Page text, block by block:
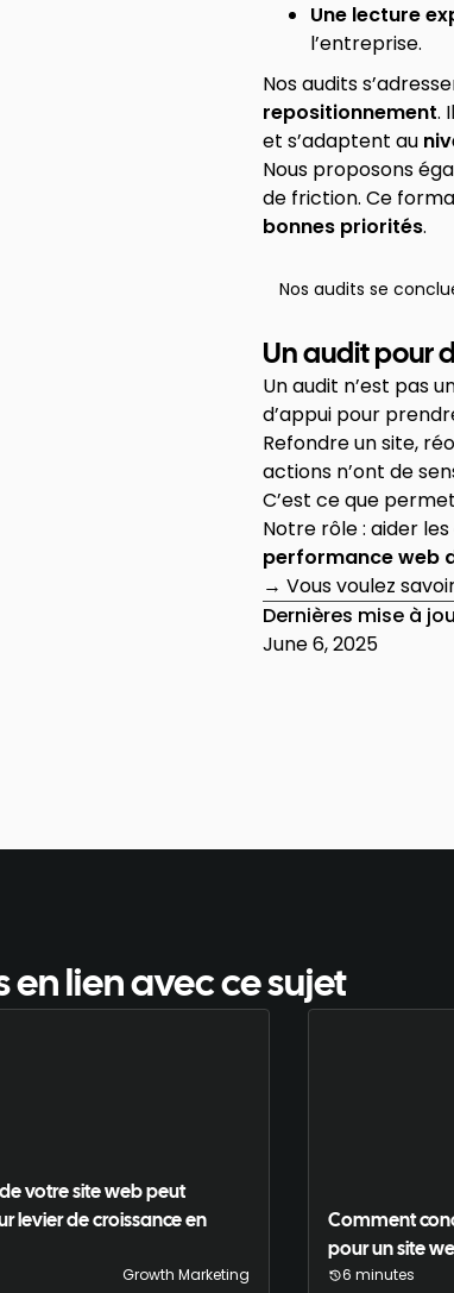
Une lecture
l’entreprise.
Nos audits
repositionnement.
et s’adaptent au
Nous proposons
de friction. Ce
bonnes priorités.
Nos audits se
Un audit pour
Un audit n’est pas
d’appui pour
Refondre un site,
actions n’ont de
C’est ce que
Notre rôle : aider
performance web
→ Vous voulez
Dernières mise à
June 6, 2025
en lien avec ce sujet
votre site web peut
levier de croissance en
Growth Marketing
Comment
pour un site
6 minutes